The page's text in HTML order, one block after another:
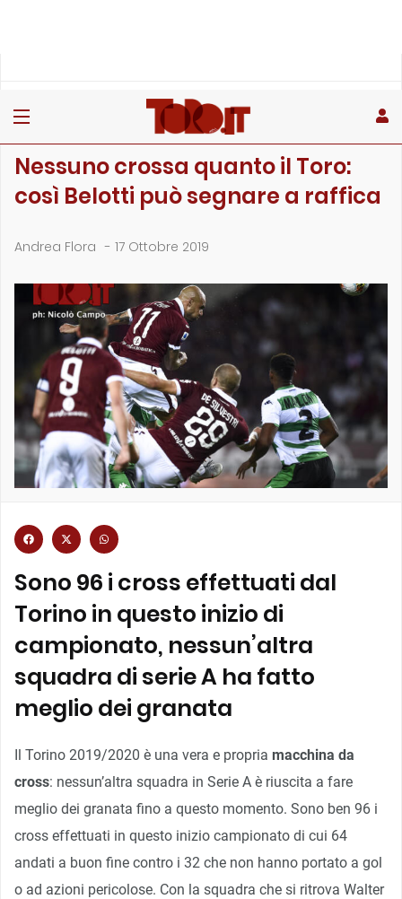
Nessuno crossa quanto il Toro:
così Belotti può segnare a raffica
Andrea Flora - 17 Ottobre 2019
Sono 96 i cross effettuati dal
Torino in questo inizio di
campionato, nessun’altra
squadra di serie A ha fatto
meglio dei granata
Il Torino 2019/2020 è una vera e propria macchina da
cross: nessun’altra squadra in Serie A è riuscita a fare
meglio dei granata fino a questo momento. Sono ben 96 i
cross effettuati in questo inizio campionato di cui 64
andati a buon fine contro i 32 che non hanno portato a gol
o ad azioni pericolose. Con la squadra che si ritrova Walter